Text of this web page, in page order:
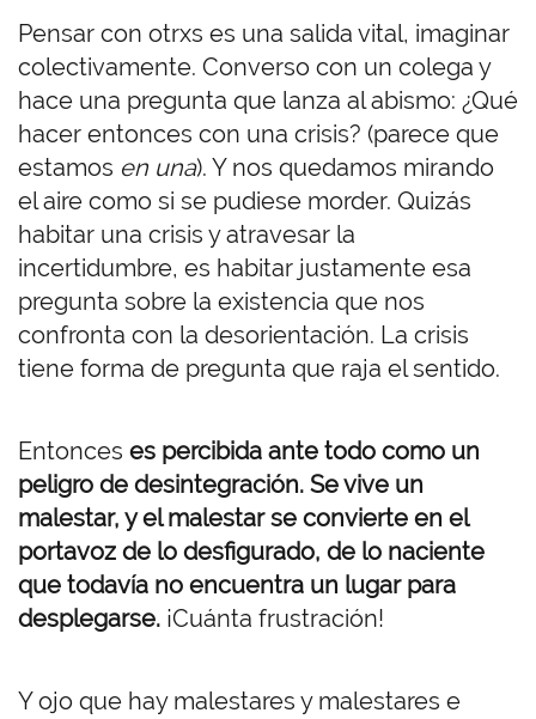
Pensar con otrxs es una salida vital, imaginar
colectivamente. Converso con un colega y
hace una pregunta que lanza al abismo: ¿Qué
hacer entonces con una crisis? (parece que
estamos en una). Y nos quedamos mirando
el aire como si se pudiese morder. Quizás
habitar una crisis y atravesar la
incertidumbre, es habitar justamente esa
pregunta sobre la existencia que nos
confronta con la desorientación. La crisis
tiene forma de pregunta que raja el sentido.
Entonces es percibida ante todo como un
peligro de desintegración. Se vive un
malestar, y el malestar se convierte en el
portavoz de lo desfigurado, de lo naciente
que todavía no encuentra un lugar para
desplegarse. ¡Cuánta frustración!
Y ojo que hay malestares y malestares e